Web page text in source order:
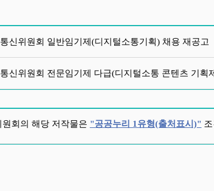
신위원회 일반임기제(디지털소통기획) 채용 재공고
신위원회 전문임기제 다급(디지털소통 콘텐츠 기획
회의 해당 저작물은 "공공누리 1유형(출처표시)"